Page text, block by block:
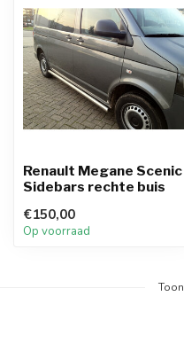
Renault Megane Scenic
Sidebars rechte buis
€150,00
Op voorraad
Toon